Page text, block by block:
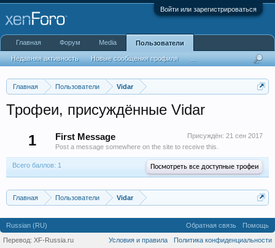
Войти или зарегистрироваться
Главная Пользователи Vidar
Трофеи, присуждённые Vidar
1
Присуждён: 21 сен 2017
First Message
Post a message somewhere on the site to receive this.
Всего баллов: 1 Посмотреть все доступные трофеи
Главная Пользователи Vidar
Главная Форум Media Пользователи
Недавняя активность Новые сообщения профиля
Russian (RU) Обратная связь
Помощь
Условия и правила
Политика конфиденциальности
Перевод: XF-Russia.ru